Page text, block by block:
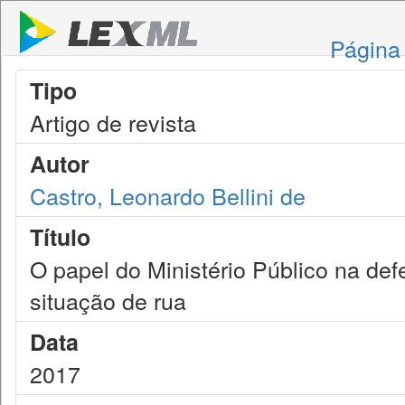
Tipo
Artigo de revista
Autor
Castro, Leonardo Bellini de
Título
O papel do Ministério Público na
situação de rua
Data
2017